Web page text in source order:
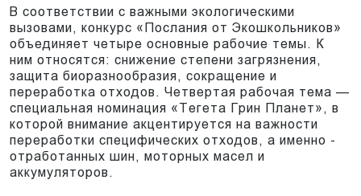
В соответствии с важными экологическими
вызовами, конкурс «Послания от Экошкольников»
объединяет четыре основные рабочие темы. К
ним относятся: снижение степени загрязнения,
защита биоразнообразия, сокращение и
переработка отходов. Четвертая рабочая тема —
специальная номинация «Тегета Грин Планет», в
которой внимание акцентируется на важности
переработки специфических отходов, а именно -
отработанных шин, моторных масел и
аккумуляторов.